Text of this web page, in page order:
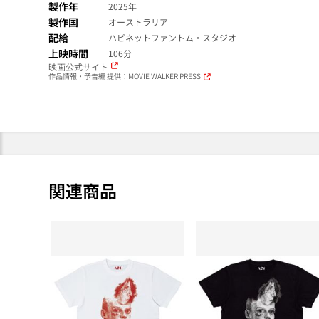
製作年 2025年
製作国 オーストラリア
配給 ハピネットファントム・スタジオ
上映時間
106分
映画公式サイト
作品情報・予告編 提供：MOVIE WALKER PRESS
関連商品